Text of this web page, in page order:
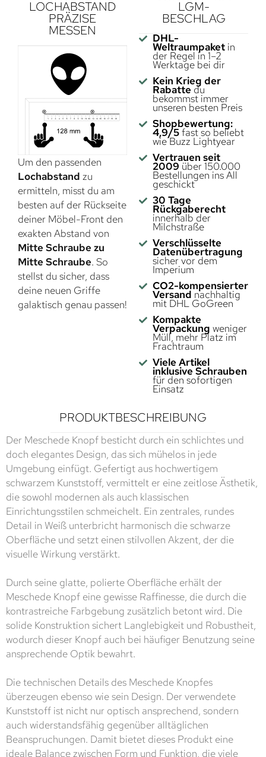
LOCHABSTAND
PRÄZISE
MESSEN
Um den passenden
Lochabstand zu
ermitteln, misst du am
besten auf der Rückseite
deiner Möbel-Front den
exakten Abstand von
Mitte Schraube zu
Mitte Schraube. So
stellst du sicher, dass
deine neuen Griffe
galaktisch genau passen!
LGM-
BESCHLAG
DHL-
Weltraumpaketin
der Regel in 1–2
Werktage bei dir
Kein Krieg der
Rabatte du
bekommst immer
unseren besten Preis
Shopbewertung:
4,9/5fast so beliebt
wie Buzz Lightyear
Vertrauen seit
2009 über 150.000
Bestellungen ins All
geschickt
30 Tage
Rückgaberecht
innerhalb der
Milchstraße
Verschlüsselte
Datenübertragung
sicher vor dem
Imperium
CO2-kompensierter
Versand nachhaltig
mit DHL GoGreen
Kompakte
Verpackung weniger
Müll, mehr Platz im
Frachtraum
Viele Artikel
inklusive Schrauben
für den sofortigen
Einsatz
PRODUKTBESCHREIBUNG
Der Meschede Knopf besticht durch ein schlichtes und
doch elegantes Design, das sich mühelos in jede
Umgebung einfügt. Gefertigt aus hochwertigem
schwarzem Kunststoff, vermittelt er eine zeitlose Ästhetik,
die sowohl modernen als auch klassischen
Einrichtungsstilen schmeichelt. Ein zentrales, rundes
Detail in Weiß unterbricht harmonisch die schwarze
Oberfläche und setzt einen stilvollen Akzent, der die
visuelle Wirkung verstärkt.
Durch seine glatte, polierte Oberfläche erhält der
Meschede Knopf eine gewisse Raffinesse, die durch die
kontrastreiche Farbgebung zusätzlich betont wird. Die
solide Konstruktion sichert Langlebigkeit und Robustheit,
wodurch dieser Knopf auch bei häufiger Benutzung seine
ansprechende Optik bewahrt.
Die technischen Details des Meschede Knopfes
überzeugen ebenso wie sein Design. Der verwendete
Kunststoff ist nicht nur optisch ansprechend, sondern
auch widerstandsfähig gegenüber alltäglichen
Beanspruchungen. Damit bietet dieses Produkt eine
ideale Balance zwischen Form und Funktion, die viele